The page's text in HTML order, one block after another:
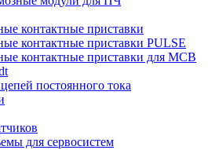
контактные приставки
контактные приставки PULSE
контактные приставки для MCB
постоянного тока
для сервосистем